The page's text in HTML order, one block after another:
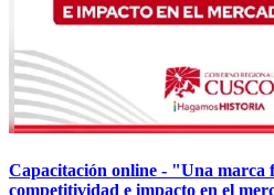
Capacitación online - "Una marca
competitividad e impacto en el